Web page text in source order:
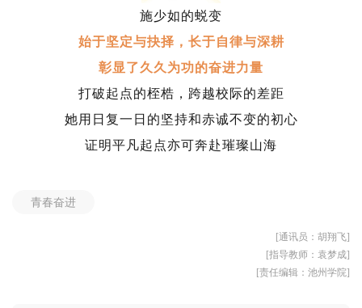
施少如的蜕变
始于坚定与抉择， 长于自律与深耕
彰显了久久为功的奋进力量
打破起点的桎梏，跨越校际的差距
她用日复一日的坚持和赤诚不变的初心
证明平凡起点亦可奔赴璀璨山海
青春奋进
[通讯员：胡翔飞]
[指导教师：袁梦成]
[责任编辑：池州学院]